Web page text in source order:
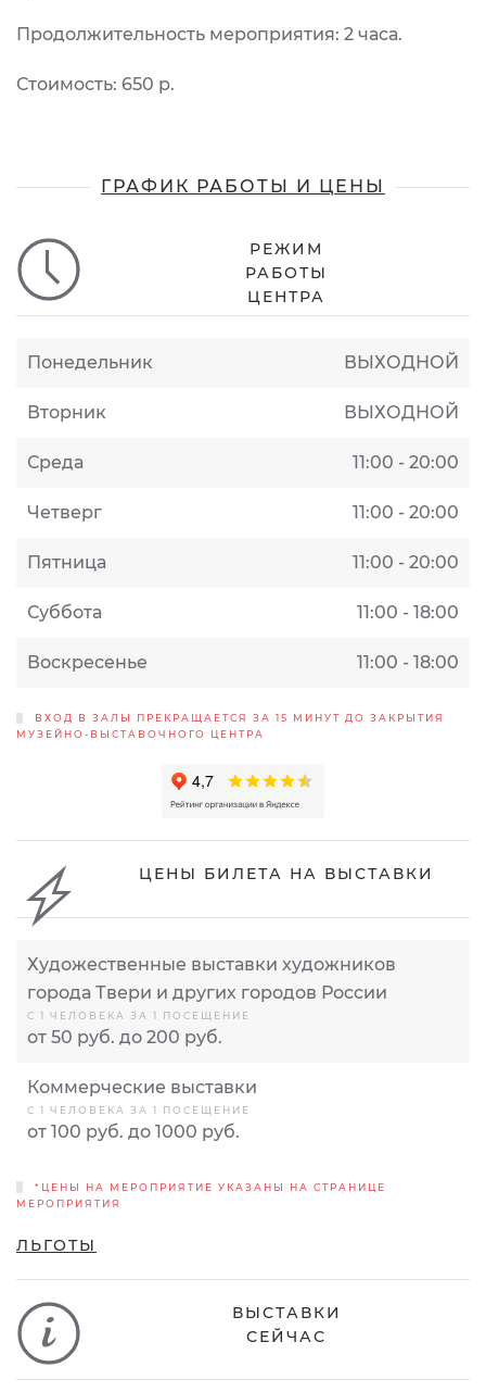
Продолжительность мероприятия: 2 часа.
Стоимость: 650 р.
ГРАФИК РАБОТЫ И ЦЕНЫ
РЕЖИМ
РАБОТЫ
ЦЕНТРА
Понедельник ВЫХОДНОЙ
Вторник ВЫХОДНОЙ
Среда 11:00 - 20:00
Четверг 11:00 - 20:00
Пятница 11:00 - 20:00
Суббота 11:00 - 18:00
Воскресенье 11:00 - 18:00
ВХОД В ЗАЛЫ ПРЕКРАЩАЕТСЯ ЗА 15 МИНУТ ДО ЗАКРЫТИЯ
МУЗЕЙНО-ВЫСТАВОЧНОГО ЦЕНТРА
ЦЕНЫ БИЛЕТА НА ВЫСТАВКИ
Художественные выставки художников
города Твери и других городов России
С 1 ЧЕЛОВЕКА ЗА 1 ПОСЕЩЕНИЕ
от 50 руб. до 200 руб.
Коммерческие выставки
С 1 ЧЕЛОВЕКА ЗА 1 ПОСЕЩЕНИЕ
от 100 руб. до 1000 руб.
*ЦЕНЫ НА МЕРОПРИЯТИЕ УКАЗАНЫ НА СТРАНИЦЕ
МЕРОПРИЯТИЯ
ЛЬГОТЫ
ВЫСТАВКИ
СЕЙЧАС